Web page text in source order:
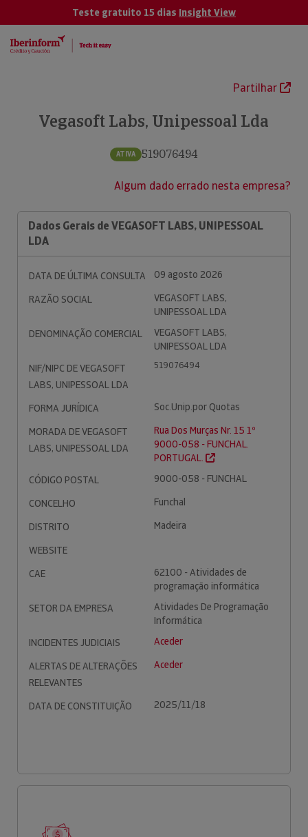
Teste gratuito 15 dias Insight View
Partilhar
Vegasoft Labs, Unipessoal Lda
ATIVA 519076494
Algum dado errado nesta empresa?
Dados Gerais de VEGASOFT LABS, UNIPESSOAL
LDA
DATA DE ÚLTIMA CONSULTA
09 agosto 2026
RAZÃO SOCIAL
VEGASOFT LABS,
UNIPESSOAL LDA
DENOMINAÇÃO COMERCIAL
VEGASOFT LABS,
UNIPESSOAL LDA
NIF/NIPC DE VEGASOFT
LABS, UNIPESSOAL LDA
519076494
FORMA JURÍDICA
Soc.Unip.por Quotas
MORADA DE VEGASOFT
LABS, UNIPESSOAL LDA
Rua Dos Murças Nr. 15 1º
9000-058 - FUNCHAL.
PORTUGAL.
CÓDIGO POSTAL
9000-058 - FUNCHAL
CONCELHO
Funchal
DISTRITO
Madeira
WEBSITE
CAE
62100 - Atividades de
programação informática
SETOR DA EMPRESA
Atividades De Programação
Informática
INCIDENTES JUDICIAIS
Aceder
ALERTAS DE ALTERAÇÕES
RELEVANTES
Aceder
DATA DE CONSTITUIÇÃO 2025/11/18